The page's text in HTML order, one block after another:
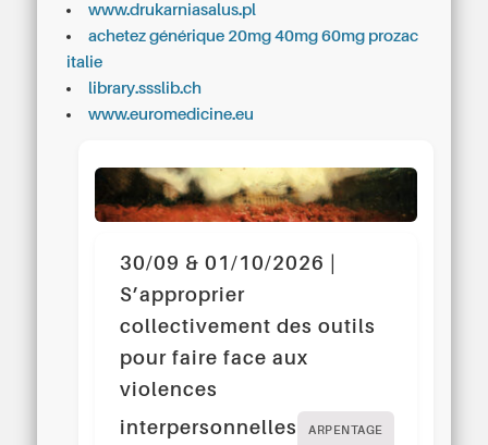
www.drukarniasalus.pl
achetez générique 20mg 40mg 60mg prozac
italie
library.ssslib.ch
www.euromedicine.eu
30/09 & 01/10/2026 |
S’approprier
collectivement des outils
pour faire face aux
violences
interpersonnelles
ARPENTAGE